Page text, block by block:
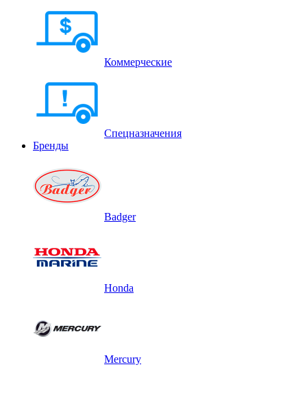
Коммерческие
Спецназначения
Бренды
Badger
Honda
Mercury